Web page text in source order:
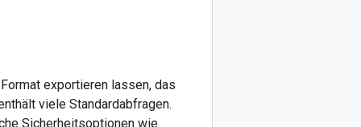
exportieren lassen, das
viele Standardabfragen.
Sicherheitsoptionen wie